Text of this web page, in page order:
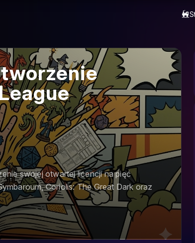
swojej otwartej licencji na pięć
Coriolis: The Great Dark oraz